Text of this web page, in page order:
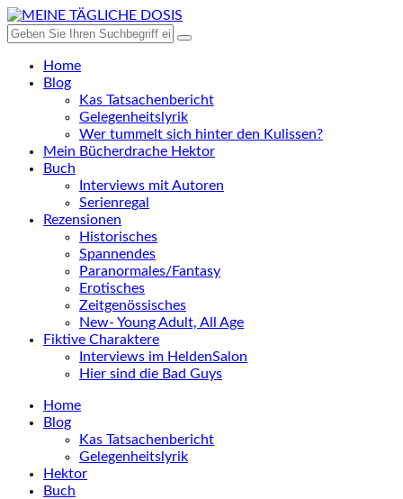
Home
Blog
Kas Tatsachenbericht
Gelegenheitslyrik
Wer tummelt sich hinter den Kulissen?
Mein Bücherdrache Hektor
Buch
Interviews mit Autoren
Serienregal
Rezensionen
Historisches
Spannendes
Paranormales/Fantasy
Erotisches
Zeitgenössisches
New- Young Adult, All Age
Fiktive Charaktere
Interviews im HeldenSalon
Hier sind die Bad Guys
Home
Blog
Kas Tatsachenbericht
Gelegenheitslyrik
Hektor
Buch